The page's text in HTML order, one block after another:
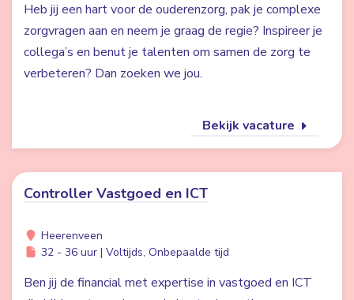
Heb jij een hart voor de ouderenzorg, pak je complexe
zorgvragen aan en neem je graag de regie? Inspireer je
collega’s en benut je talenten om samen de zorg te
verbeteren? Dan zoeken we jou.
Bekijk vacature
Controller Vastgoed en ICT
Heerenveen
32 - 36 uur | Voltijds, Onbepaalde tijd
Ben jij de financial met expertise in vastgoed en ICT